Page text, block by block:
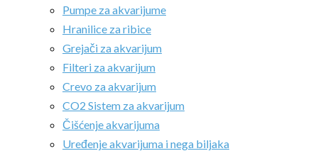
Pumpe za akvarijume
Hranilice za ribice
Grejači za akvarijum
Filteri za akvarijum
Crevo za akvarijum
CO2 Sistem za akvarijum
Čišćenje akvarijuma
Uređenje akvarijuma i nega biljaka